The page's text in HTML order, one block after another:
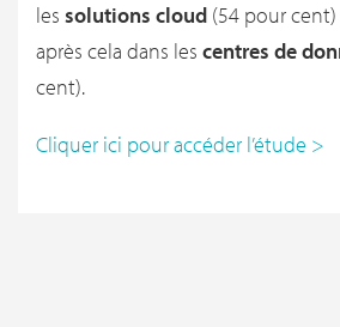
les solutions cloud (54 pour
après cela dans les centres de
cent).
Cliquer ici pour accéder l’étude >